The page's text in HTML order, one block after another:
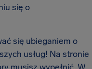
się o
się ubieganiem o
usług! Na stronie